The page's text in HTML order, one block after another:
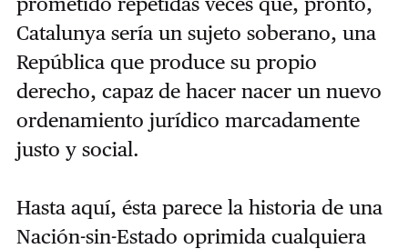
Catalunya sería un sujeto soberano, una
República que produce su propio
derecho, capaz de hacer nacer un nuevo
ordenamiento jurídico marcadamente
justo y social.
Hasta aquí, ésta parece la historia de una
Nación-sin-Estado oprimida cualquiera